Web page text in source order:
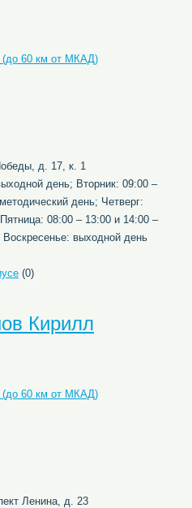
(до 60 км от МКАД)
д. 17, к. 1
день; Вторник: 09:00 –
день; Четверг:
08:00 – 13:00 и 14:00 –
выходной день
(0)
Кирилл
(до 60 км от МКАД)
Ленина, д. 23